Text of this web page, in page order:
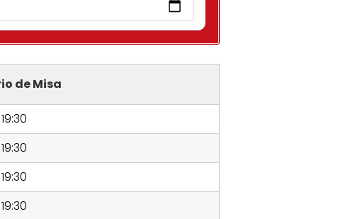
de Misa
19:30
19:30
19:30
19:30